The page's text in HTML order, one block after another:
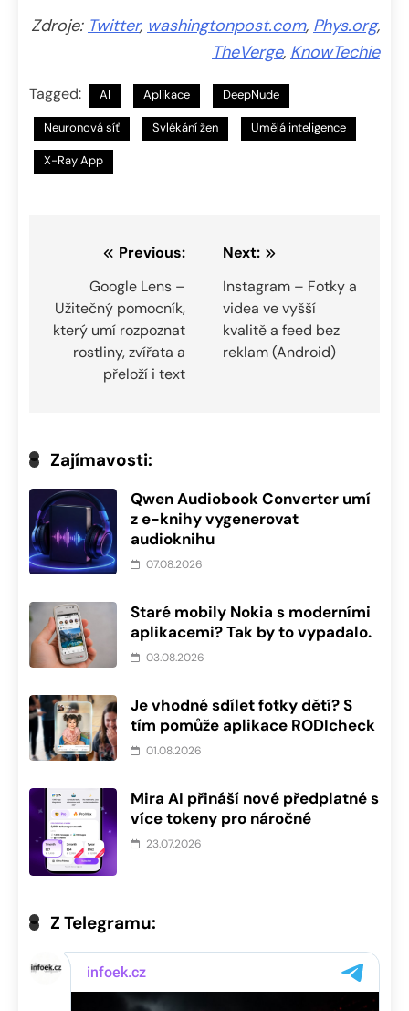
Zdroje: Twitter, washingtonpost.com, Phys.org,
TheVerge, KnowTechie
Tagged: AI Aplikace DeepNude
Neuronová síť Svlékání žen Umělá inteligence
X-Ray App
Navigace
příspěvek
Previous:
Google Lens –
Užitečný pomocník,
který umí rozpoznat
rostliny, zvířata a
přeloží i text
Next:
Instagram – Fotky a
videa ve vyšší
kvalitě a feed bez
reklam (Android)
Zajímavosti:
Qwen Audiobook Converter umí
z e-knihy vygenerovat
audioknihu
07.08.2026
Staré mobily Nokia s moderními
aplikacemi? Tak by to vypadalo.
03.08.2026
Je vhodné sdílet fotky dětí? S
tím pomůže aplikace RODIcheck
01.08.2026
Mira AI přináší nové předplatné s
více tokeny pro náročné
23.07.2026
Z Telegramu: